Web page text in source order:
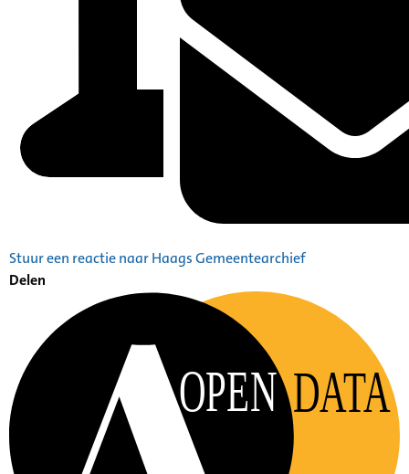
Stuur een reactie naar Haags Gemeentearchief
Delen
OPEN DATA